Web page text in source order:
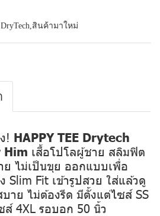
,สินค้ามาใหม่
! HAPPY TEE Drytech
Him เสื้อโปโลผู้ชาย สลิมฟิต
ย ไม่เป็นขุย ออกแบบเพื่อ
Slim Fit เข้ารูปสวย ใส่แล้วดู
าย ไม่ต้องรีด มีตั้งแต่ไซส์ SS
4XL รอบอก 50 นิ้ว